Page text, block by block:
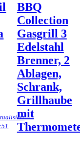
BBQ
Collection
Gasgrill 3
Edelstahl
Brenner, 2
Ablagen,
Schrank,
Grillhaube
mit